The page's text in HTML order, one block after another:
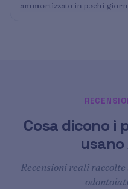
ammortizzato in pochi
Cosa dicono i
Recensioni reali